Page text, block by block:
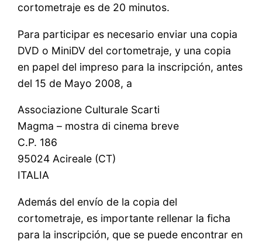
cortometraje es de 20 minutos.
Para participar es necesario enviar una copia
DVD o MiniDV del cortometraje, y una copia
en papel del impreso para la inscripción, antes
del 15 de Mayo 2008, a
Associazione Culturale Scarti
Magma – mostra di cinema breve
C.P. 186
95024 Acireale (CT)
ITALIA
Además del envío de la copia del
cortometraje, es importante rellenar la ficha
para la inscripción, que se puede encontrar en